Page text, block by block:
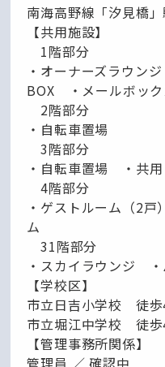
南海高野線「汐見橋
【共用施設】
1階部分
・オーナーズラウ
BOX ・メールボッ
2階部分
・自転車置場
3階部分
・自転車置場 ・共用
4階部分
・ゲストルーム（2
ム
31階部分
・スカイラウンジ
【学校区】
市立日吉小学校 徒歩
市立堀江中学校 徒歩
【管理事務所関係】
管理員 ／ 確認中